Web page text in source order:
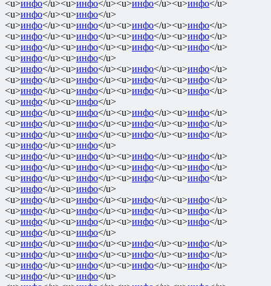
<u>инфо</u><u>инфо</u><u>инфо</u><u>инфо</u>
<u>инфо</u><u>инфо</u>
<u>инфо</u><u>инфо</u><u>инфо</u><u>инфо</u>
<u>инфо</u><u>инфо</u><u>инфо</u><u>инфо</u>
<u>инфо</u><u>инфо</u><u>инфо</u><u>инфо</u>
<u>инфо</u><u>инфо</u>
<u>инфо</u><u>инфо</u><u>инфо</u><u>инфо</u>
<u>инфо</u><u>инфо</u><u>инфо</u><u>инфо</u>
<u>инфо</u><u>инфо</u><u>инфо</u><u>инфо</u>
<u>инфо</u><u>инфо</u>
<u>инфо</u><u>инфо</u><u>инфо</u><u>инфо</u>
<u>инфо</u><u>инфо</u><u>инфо</u><u>инфо</u>
<u>инфо</u><u>инфо</u><u>инфо</u><u>инфо</u>
<u>инфо</u><u>инфо</u>
<u>инфо</u><u>инфо</u><u>инфо</u><u>инфо</u>
<u>инфо</u><u>инфо</u><u>инфо</u><u>инфо</u>
<u>инфо</u><u>инфо</u><u>инфо</u><u>инфо</u>
<u>инфо</u><u>инфо</u>
<u>инфо</u><u>инфо</u><u>инфо</u><u>инфо</u>
<u>инфо</u><u>инфо</u><u>инфо</u><u>инфо</u>
<u>инфо</u><u>инфо</u><u>инфо</u><u>инфо</u>
<u>инфо</u><u>инфо</u>
<u>инфо</u><u>инфо</u><u>инфо</u><u>инфо</u>
<u>инфо</u><u>инфо</u><u>инфо</u><u>инфо</u>
<u>инфо</u><u>инфо</u><u>инфо</u><u>инфо</u>
<u>инфо</u><u>инфо</u>